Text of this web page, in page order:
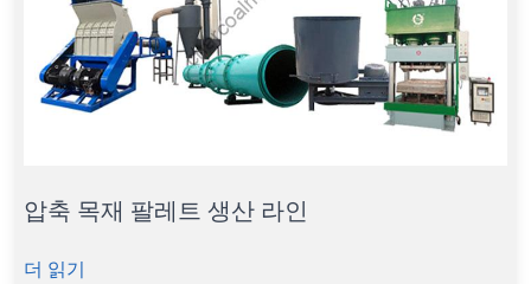
압축 목재 팔레트 생산 라인
더 읽기